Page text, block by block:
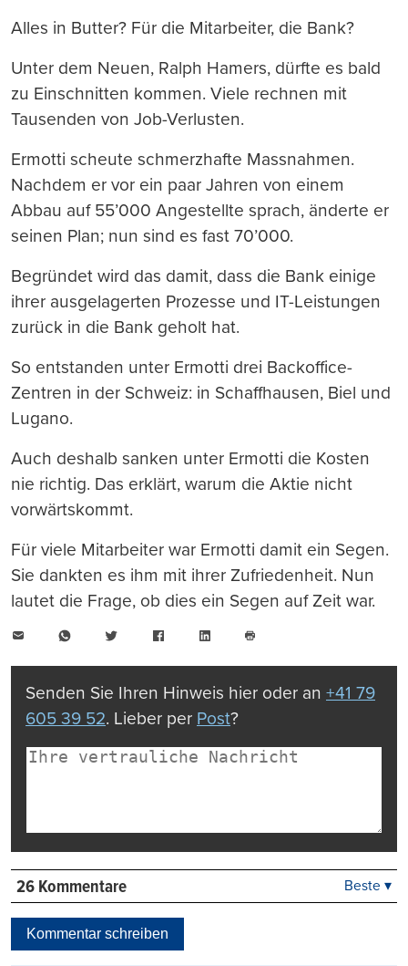
Alles in Butter? Für die Mitarbeiter, die Bank?
Unter dem Neuen, Ralph Hamers, dürfte es bald
zu Einschnitten kommen. Viele rechnen mit
Tausenden von Job-Verlusten.
Ermotti scheute schmerzhafte Massnahmen.
Nachdem er vor ein paar Jahren von einem
Abbau auf 55’000 Angestellte sprach, änderte er
seinen Plan; nun sind es fast 70’000.
Begründet wird das damit, dass die Bank einige
ihrer ausgelagerten Prozesse und IT-Leistungen
zurück in die Bank geholt hat.
So entstanden unter Ermotti drei Backoffice-
Zentren in der Schweiz: in Schaffhausen, Biel und
Lugano.
Auch deshalb sanken unter Ermotti die Kosten
nie richtig. Das erklärt, warum die Aktie nicht
vorwärtskommt.
Für viele Mitarbeiter war Ermotti damit ein Segen.
Sie dankten es ihm mit ihrer Zufriedenheit. Nun
lautet die Frage, ob dies ein Segen auf Zeit war.
WhatsAppTwitter FacebookLinkedIn
drucken
Senden Sie Ihren Hinweis hier oder an +41 79
605 39 52. Lieber per Post?
26 Kommentare
Kontrovers
Beste ▾
Kommentar schreiben